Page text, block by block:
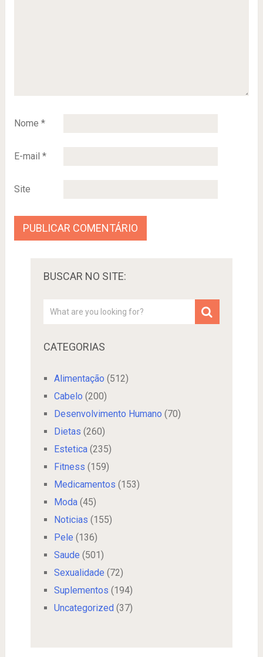
Nome *
E-mail *
Site
BUSCAR NO SITE:
CATEGORIAS
Alimentação (512)
Cabelo (200)
Desenvolvimento Humano (70)
Dietas (260)
Estetica(235)
Fitness (159)
Medicamentos (153)
Moda(45)
Noticias (155)
Pele (136)
Saude (501)
Sexualidade (72)
Suplementos (194)
Uncategorized (37)